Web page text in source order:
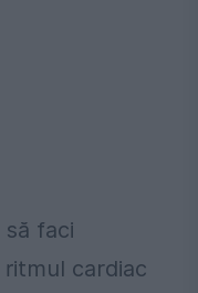
faci
cardiac